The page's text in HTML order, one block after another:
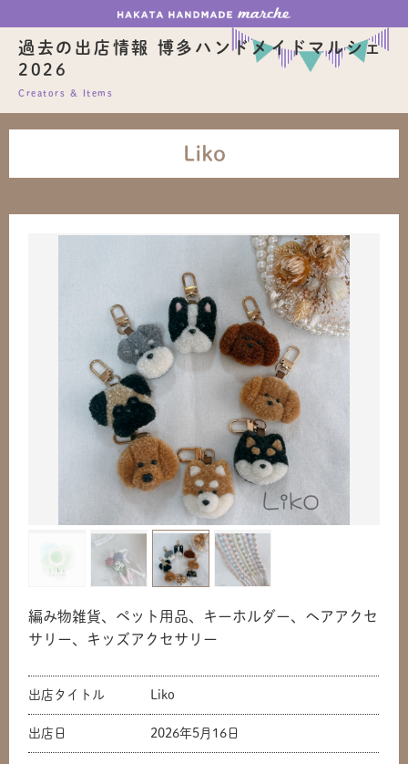
過去の出店情報 博多ハンドメイドマルシェ
2026
Creators & Items
Liko
編み物雑貨、ペット用品、キーホルダー、ヘアアクセ
サリー、キッズアクセサリー
出店タイトル Liko
出店日 2026年5月16日